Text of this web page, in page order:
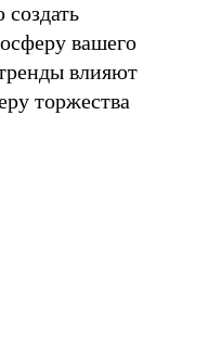
вашего
влияют
торжества